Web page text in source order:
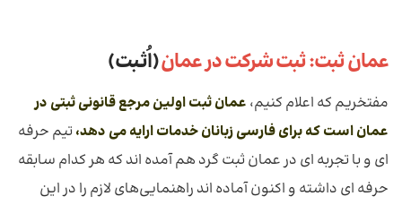
عمان ثبت: ثبت شرکت در عمان(اُثـبت)
مفتخریم که اعلام کنیم، عمان ثبت اولین مرجع قانونی ثبتی در
عمان است که برای فارسی زبانان خدمات ارايه می دهد، تیم حرفه
ای و با تجربه ای در عمان ثبت گرد هم آمده اند که هر کدام سابقه
حرفه ای داشته و اکنون آماده اند راهنمایی‌های لازم را در این